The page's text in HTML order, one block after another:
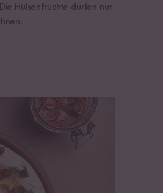
Hülsenfrüchte dürfen nur